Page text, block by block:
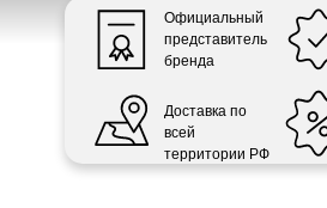
Официальный
представитель
бренда
Доставка по
всей
территории РФ